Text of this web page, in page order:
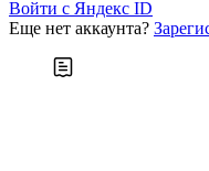
Войти c Яндекс ID
Еще нет аккаунта?